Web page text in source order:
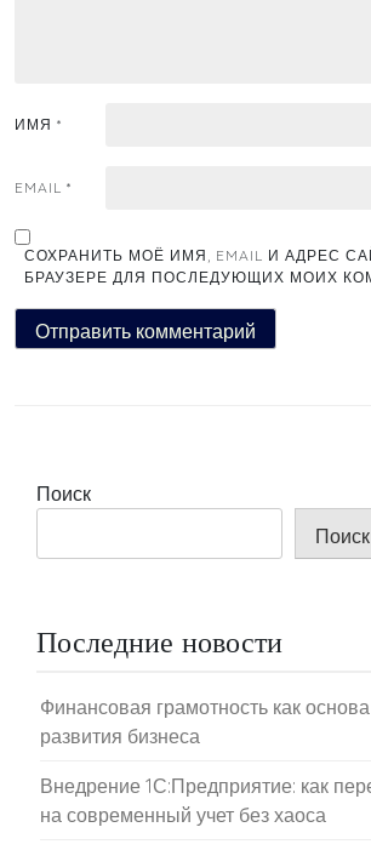
ИМЯ *
EMAIL *
СОХРАНИТЬ МОЁ ИМЯ, EMAIL И АДРЕС
БРАУЗЕРЕ ДЛЯ ПОСЛЕДУЮЩИХ МОИХ
Поиск
Поиск
Последние новости
Финансовая грамотность как
развития бизнеса
Внедрение 1С:Предприятие: как
на современный учет без хаоса